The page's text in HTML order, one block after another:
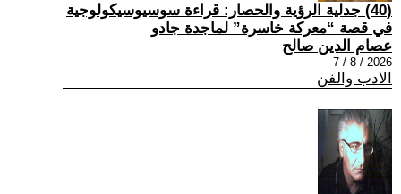
(40) جدلية الرؤية والحصار: قراءة سوسيوسيكولوجية
في قصة “معركة خاسرة” لماجدة جادو
عصام الدين صالح
2026 / 8 / 7
الادب والفن